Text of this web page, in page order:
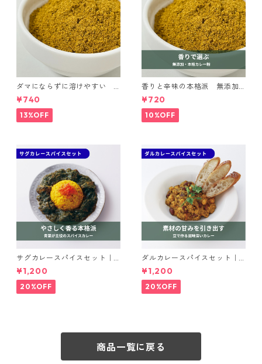
ダマにならずに溶けやすい
カレー調理パウダー マイル
ド｜spice roomイージーシリ
ーズ
¥740
13%OFF
香りと辛味の本格派 無添加
カレー粉｜spice roomスパイ
スセット
¥720
10%OFF
サグカレースパイスセット｜s
pice roomスパイスセット
¥1,200
20%OFF
ダルカレースパイスセット｜s
pice roomスパイスセット
¥1,200
20%OFF
商品一覧に戻る